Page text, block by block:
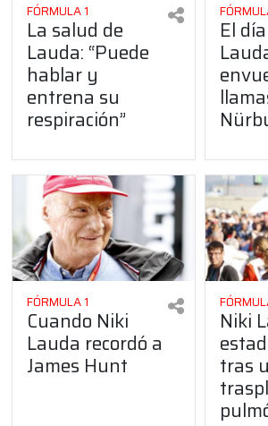
FÓRMULA 1
La salud de
Lauda: “Puede
hablar y
entrena su
respiración”
El
FÓRMULA 1
Cuando Niki
Lauda recordó a
James Hunt
Niki
tras